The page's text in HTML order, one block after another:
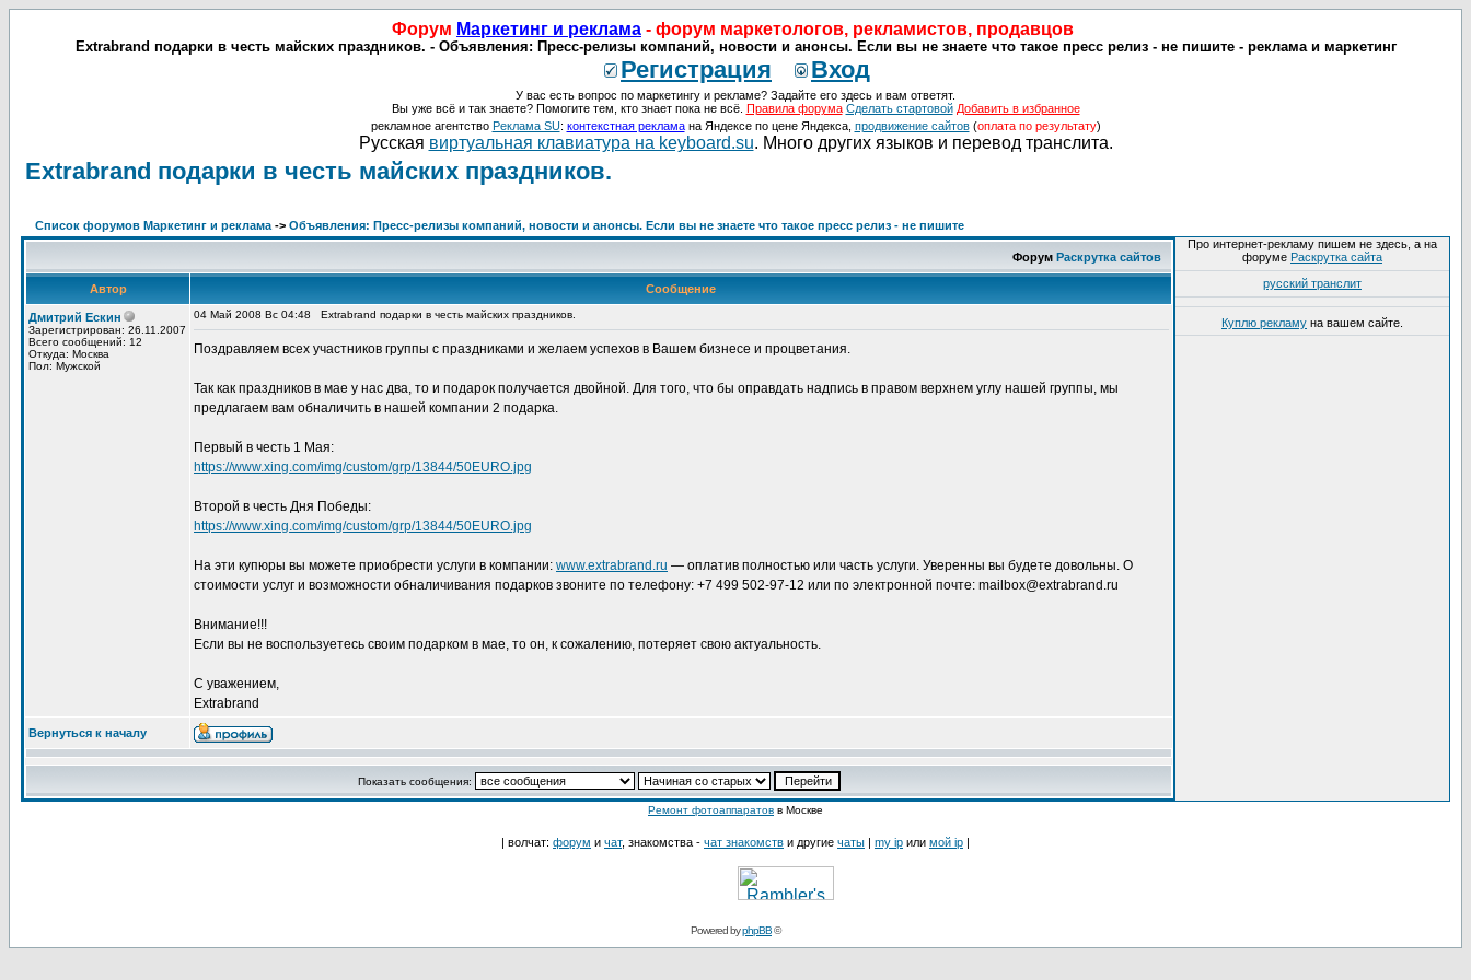
Форум Маркетинг и реклама - форум маркетологов, рекламистов, продавцов
Extrabrand подарки в честь майских праздников. - Объявления: Пресс-релизы компаний, новости и анонсы. Если вы не знаете что такое пресс релиз - не пишите - реклама и маркетинг
Регистрация Вход
У вас есть вопрос по маркетингу и рекламе? Задайте его здесь и вам ответят.
Вы уже всё и так знаете? Помогите тем, кто знает пока не всё. Правила форума Сделать стартовой Добавить в избранное
рекламное агентство Реклама SU: контекстная рекламана Яндексе по цене Яндекса, продвижение сайтов(оплата по результату)
Русская виртуальная клавиатура на keyboard.su. Много других языков и перевод транслита.
Extrabrand подарки в честь майских праздников.
Список форумов Маркетинг и реклама -> Объявления: Пресс-релизы компаний, новости и анонсы. Если вы не знаете что такое пресс релиз - не пишите
Форум Раскрутка сайтов
Автор Сообщение
Дмитрий Ескин
Зарегистрирован: 26.11.2007
Всего сообщений: 12
Откуда: Москва
Пол: Мужской
04 Май 2008 Вс 04:48 Extrabrand подарки в честь майских праздников.
Поздравляем всех участников группы с праздниками и желаем успехов в Вашем бизнесе и процветания.
Так как праздников в мае у нас два, то и подарок получается двойной. Для того, что бы оправдать надпись в правом верхнем углу нашей группы, мы
предлагаем вам обналичить в нашей компании 2 подарка.
Первый в честь 1 Мая:
https://www.xing.com/img/custom/grp/13844/50EURO.jpg
Второй в честь Дня Победы:
https://www.xing.com/img/custom/grp/13844/50EURO.jpg
На эти купюры вы можете приобрести услуги в компании: www.extrabrand.ru — оплатив полностью или часть услуги. Уверенны вы будете довольны. О
стоимости услуг и возможности обналичивания подарков звоните по телефону: +7 499 502-97-12 или по электронной почте: mailbox@extrabrand.ru
Внимание!!!
Если вы не воспользуетесь своим подарком в мае, то он, к сожалению, потеряет свою актуальность.
С уважением,
Extrabrand
Вернуться к началу
Показать сообщения:
Про интернет-рекламу пишем не здесь, а на
форуме Раскрутка сайта
русский транслит
Куплю рекламу на вашем сайте.
Ремонт фотоаппаратов в Москве
| волчат: форум и чат, знакомства - чат знакомств и другие чаты | my ip или мой ip |
Powered byphpBB©